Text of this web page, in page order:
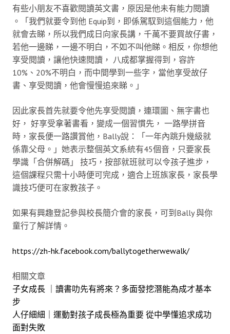
有些小朋友不喜歡閱讀英文書，原因是他未有能力閱讀
。「我們就要令到他 Equip到，即係駕馭到這個能力，他
就會去睇，所以我們成日向家長講，千萬不要買故仔書，
若他一邊睇，一邊不明白，不如不叫他睇。相反，你想他
享受閱讀，讓他快速閱讀， 八成都掌握得到，容許
10%、20%不明白，而中間學到一些字，當他享受故仔
書、享受閱讀，他會慢慢追來睇。」
因此家長首先就要令他先享受閱讀，連環圖、無字書也
好， 好享受拿著書看，變成一個習慣先， 一路學拼音
時，家長便一路讚賞他，Bally說：「一年內跳升幾級就
係靠父母。」她表示整個英文系統有45個音，只要家長
學識「合併解碼」 技巧，按部就班就可以令孩子進步，
這個課程只需十小時便可完成，適合上班族家長，家長學
識技巧便可在家教孩子。
如果有興趣登記參與校長簡介會的家長，可到Bally 與你
童行了解詳情。
https://zh-hk.facebook.com/ballytogetherwewalk/
相關文章
子女成長 ｜讀書叻先有將來？多面發挖潛能為成才基本
步
人仔細細｜運動對孩子成長極為重要 從中學懂追求成功
面對失敗